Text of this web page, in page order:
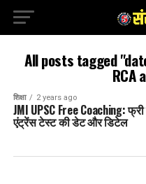
All posts tagged
RCA
शिक्षा 2 years ago
JMI UPSC Free Coaching: फ्री
एंट्रेंस टेस्ट की डेट और डिटेल